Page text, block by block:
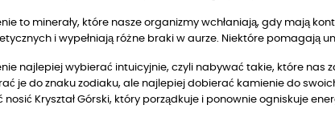
to minerały, które nasze organizmy wchłaniają, gdy mają
i wypełniają różne braki w aurze. Niektóre pomagają
najlepiej wybierać intuicyjnie, czyli nabywać takie, które nas
je do znaku zodiaku, ale najlepiej dobierać kamienie do
nosić Kryształ Górski, który porządkuje i ponownie ogniskuje